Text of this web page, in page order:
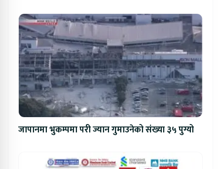
जापानमा भुकम्पमा परी ज्यान गुमाउनेको संख्या ३५ पुग्यो